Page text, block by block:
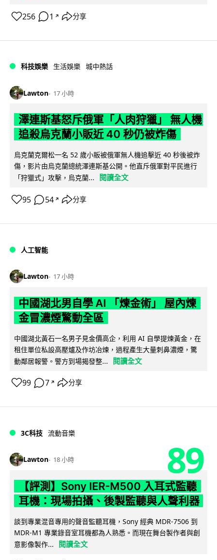
256 1 ↗ 分享
科技娛樂 生活娛樂 城中熱話
Lawton 17 小時
澤連斯基怒斥俄軍「人肉狩獵」 無人機
追殺烏克蘭小販近 40 秒仍被炸傷
烏克蘭克爾松一名 52 歲小販被俄軍無人機追擊近 40 秒後被炸
傷，影片由烏克蘭總統澤連斯基公開。他直斥俄軍對平民進行
「狩獵式」攻擊，烏克蘭...
閱讀全文
95 54 ↗ 分享
人工智能
Lawton 17 小時
中國湖北男自學 AI 「煉金術」 屋內煉
金冒濃煙驚動全區
中國湖北黃石一名男子見金價高企，利用 AI 自學提煉黃金，在
租住單位私設高壓爐及作坊冶煉，過程產生大量刺鼻濃煙，驚
動鄰居報警。警方到場揭發整...
閱讀全文
99 7 ↗ 分享
3C科技 流動音樂
Lawton 18 小時 89
【評測】Sony IER-M500 入耳式監聽
耳機：現場拍攝、後製監聽與人聲利器
談到專業混音專用的聲音監聽耳機，Sony 經典 MDR-7506 到
MDR-M1 專業錄音室耳機都為人熟悉。而現在舞台製作者與創
意影像製作...
閱讀全文